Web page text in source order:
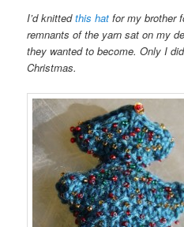
I’d knittedthis hat for my brother
remnants of the yarn sat on my
they wanted to become. Only I
Christmas.